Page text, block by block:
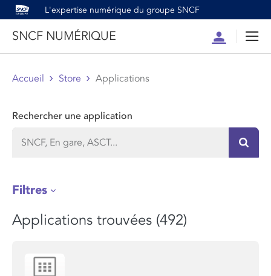
L'expertise numérique du groupe SNCF
SNCF NUMÉRIQUE
Compte
Accueil Store Applications
Rechercher une application
Filtres
Applications trouvées (492)